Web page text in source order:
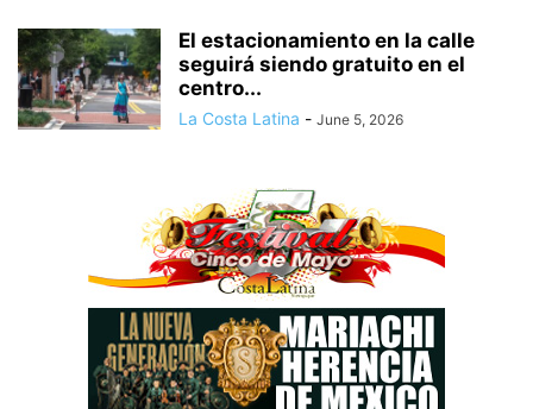
El estacionamiento en la calle
seguirá siendo gratuito en el
centro...
La Costa Latina - June 5, 2026